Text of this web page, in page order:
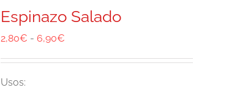
Espinazo Salado
2,80€ - 6,90€
precios:
Usos: